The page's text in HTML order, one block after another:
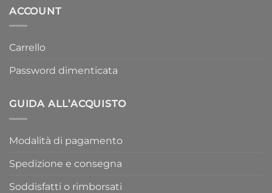
ACCOUNT
Carrello
Password dimenticata
GUIDA ALL’ACQUISTO
Modalità di pagamento
Spedizione e consegna
Soddisfatti o rimborsati